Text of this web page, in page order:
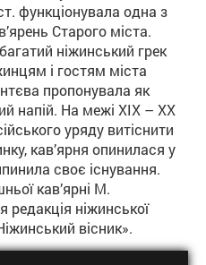
функціонувала одна з
Старого міста.
ніжинський грек
і гостям міста
пропонувала як
напій. На межі ХІХ – ХХ
уряду витіснити
кав’ярня опинилася у
своє існування.
кав’ярні М.
ніжинської
вісник».